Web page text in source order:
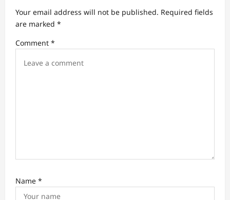
t
i
o
Your email address will not be published. Required fields
are marked *
Comment *
Name *